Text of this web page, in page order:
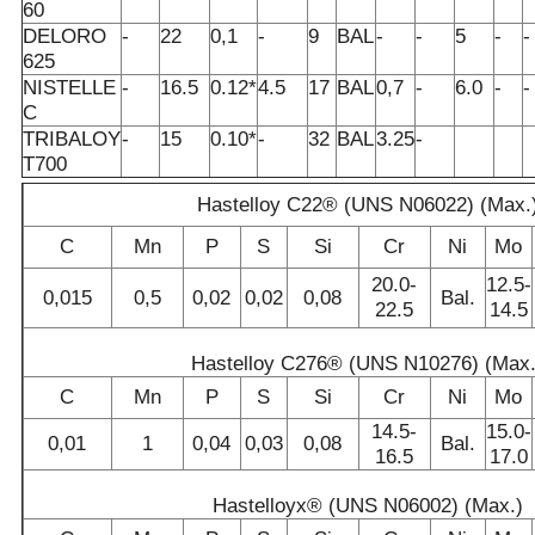
60
DELORO
625
- 22 0,1 - 9 BAL- - 5 - -
NISTELLE
C
- 16.5 0.12*4.5 17 BAL0,7 - 6.0 - -
TRIBALOY
T700
- 15 0.10*- 32 BAL3.25-
Hastelloy C22® (UNS N06022)
C
Mn P S Si Cr Ni Mo
0,015 0,5 0,02 0,02 0,08
20.0-
22.5
Bal.
12.5-
14.5
Hastelloy C276® (UNS N10276)
C
Mn P S Si Cr Ni
Mo
0,01
1 0,04 0,03 0,08
14.5-
16.5
Bal. 15.0-
17.0
Hastelloyx® (UNS N06002) (Max.)